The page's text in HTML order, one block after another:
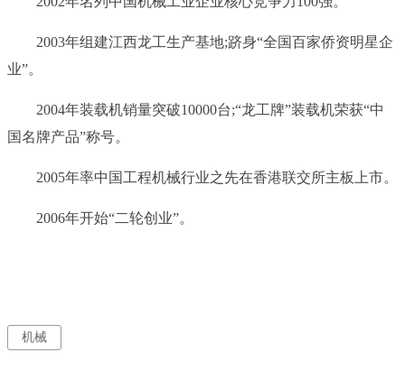
2003年组建江西龙工生产基地;跻身“全国百家侨资明星企
业”。
2004年装载机销量突破10000台;“龙工牌”装载机荣获“中
国名牌产品”称号。
2005年率中国工程机械行业之先在香港联交所主板上市。
2006年开始“二轮创业”。
机械